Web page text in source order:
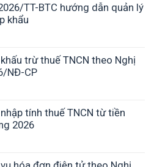
TT-BTC hướng dẫn quản lý
khẩu
trừ thuế TNCN theo Nghị
NĐ-CP
tính thuế TNCN từ tiền
2026